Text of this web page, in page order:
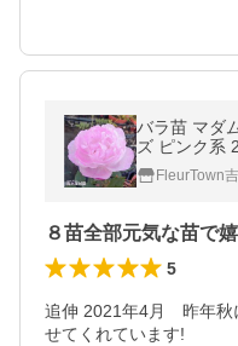
バラ苗 マダ
ズ ピンク系
FleurTown
８苗全部元気な苗で
5
追伸 2021年4月　昨年
せてくれています!